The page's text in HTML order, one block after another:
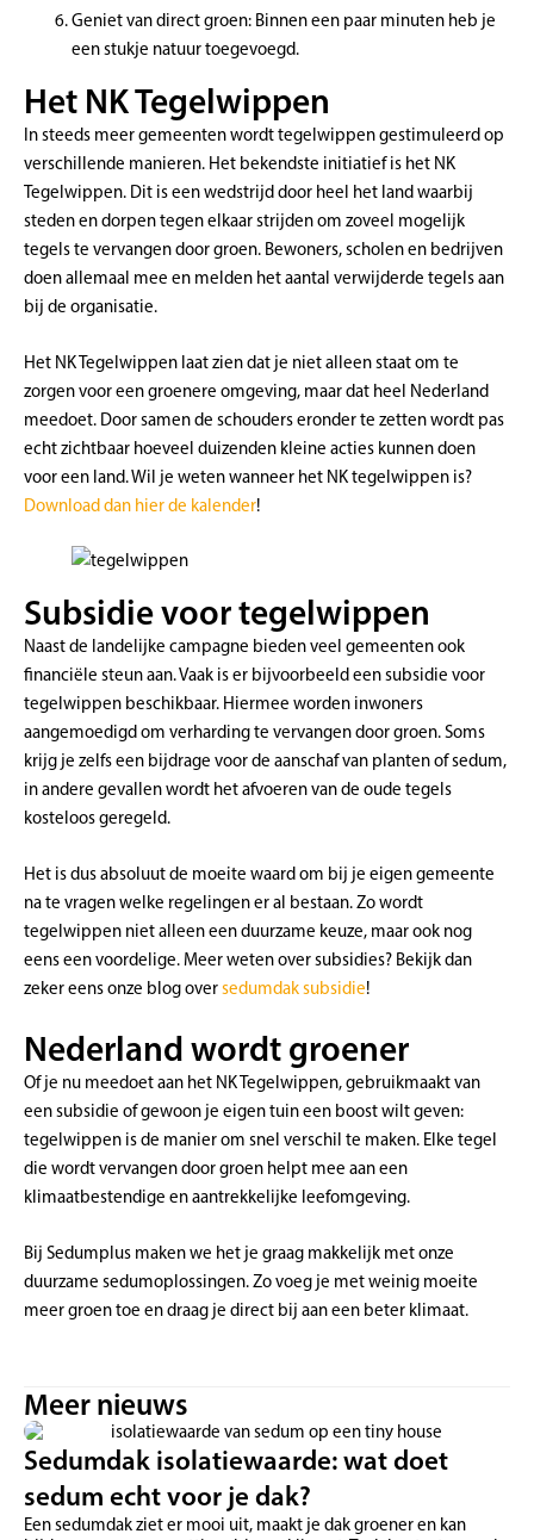
Geniet van direct groen: Binnen een paar minuten heb je
een stukje natuur toegevoegd.
Het NK Tegelwippen
In steeds meer gemeenten wordt tegelwippen gestimuleerd op
verschillende manieren. Het bekendste initiatief is het NK
Tegelwippen. Dit is een wedstrijd door heel het land waarbij
steden en dorpen tegen elkaar strijden om zoveel mogelijk
tegels te vervangen door groen. Bewoners, scholen en bedrijven
doen allemaal mee en melden het aantal verwijderde tegels aan
bij de organisatie.
Het NK Tegelwippen laat zien dat je niet alleen staat om te
zorgen voor een groenere omgeving, maar dat heel Nederland
meedoet. Door samen de schouders eronder te zetten wordt pas
echt zichtbaar hoeveel duizenden kleine acties kunnen doen
voor een land. Wil je weten wanneer het NK tegelwippen is?
Download dan hier de kalender!
Subsidie voor tegelwippen
Naast de landelijke campagne bieden veel gemeenten ook
financiële steun aan. Vaak is er bijvoorbeeld een subsidie voor
tegelwippen beschikbaar. Hiermee worden inwoners
aangemoedigd om verharding te vervangen door groen. Soms
krijg je zelfs een bijdrage voor de aanschaf van planten of sedum,
in andere gevallen wordt het afvoeren van de oude tegels
kosteloos geregeld.
Het is dus absoluut de moeite waard om bij je eigen gemeente
na te vragen welke regelingen er al bestaan. Zo wordt
tegelwippen niet alleen een duurzame keuze, maar ook nog
eens een voordelige. Meer weten over subsidies? Bekijk dan
zeker eens onze blog oversedumdak subsidie!
Nederland wordt groener
Of je nu meedoet aan het NK Tegelwippen, gebruikmaakt van
een subsidie of gewoon je eigen tuin een boost wilt geven:
tegelwippen is de manier om snel verschil te maken. Elke tegel
die wordt vervangen door groen helpt mee aan een
klimaatbestendige en aantrekkelijke leefomgeving.
Bij Sedumplus maken we het je graag makkelijk met onze
duurzame sedumoplossingen. Zo voeg je met weinig moeite
meer groen toe en draag je direct bij aan een beter klimaat.
Meer nieuws
Sedumdak isolatiewaarde: wat doet
sedum echt voor je dak?
Een sedumdak ziet er mooi uit, maakt je dak groener en kan